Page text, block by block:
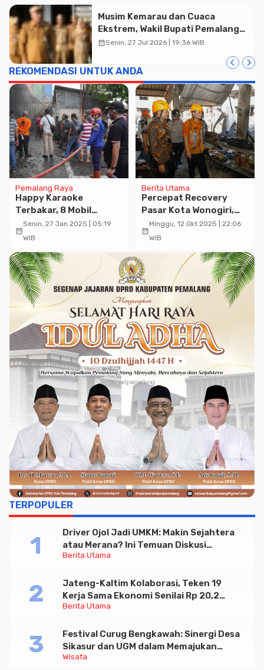
Advertisment
Musim Kemarau dan Cuaca
Ekstrem, Wakil Bupati Pemalang
Ingatkan ASN Waspada Bahaya
calendar_monthSenin, 27 Jul 2026 | 19:36 WIB
REKOMENDASI UNTUK ANDA
Pemalang Raya
Happy Karaoke
Terbakar, 8 Mobil
Pemadam Diturunkan
calendar_month
Senin, 27 Jan 2025 | 05:19
WIB
Berita Utama
Percepat Recovery
Pasar Kota Wonogiri,
Ahmad Luthfi Berikan
Rp 1 Miliar Bangun
Pascakebakaran
calendar_month
Minggu, 12 Okt 2025 | 22:06
WIB
TERPOPULER
Berita Utama
Driver Ojol Jadi UMKM: Makin Sejahtera
atau Merana? Ini Temuan Diskusi
Paramadina
Berita Utama
Jateng-Kaltim Kolaborasi, Teken 19
Kerja Sama Ekonomi Senilai Rp 20,2
Triliun
Wisata
Festival Curug Bengkawah: Sinergi Desa
Sikasur dan UGM dalam Memajukan
Wisata serta UMKM Lokal